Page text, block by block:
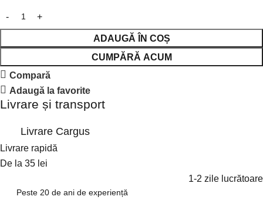
ADAUGĂ ÎN COȘ
CUMPĂRĂ ACUM
Compară
Adaugă la favorite
Livrare și transport
Livrare Cargus
Livrare rapidă
De la 35 lei
1-2 zile lucrătoare
Peste 20 de ani de experiență